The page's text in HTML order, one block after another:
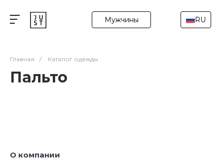
Мужчины RU
Главная / Каталог одежды
Пальто
О компании